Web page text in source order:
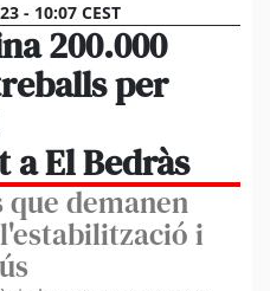
- 10:07 CEST
200.000
per
a El Bedràs
que demanen
i